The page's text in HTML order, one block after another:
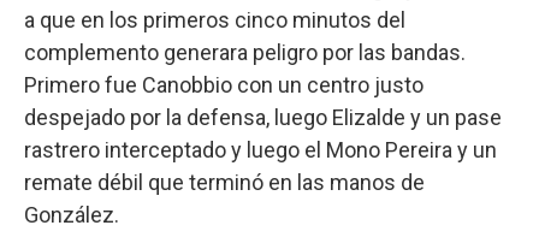
a que en los primeros cinco minutos del
complemento generara peligro por las bandas.
Primero fue Canobbio con un centro justo
despejado por la defensa, luego Elizalde y un pase
rastrero interceptado y luego el Mono Pereira y un
remate débil que terminó en las manos de
González.